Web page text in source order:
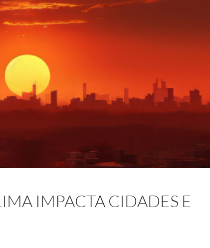
IMPACTA CIDADES E